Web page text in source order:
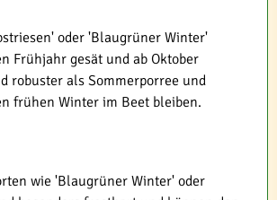
oder 'Blaugrüner Winter'
Frühjahr gesät und ab Oktober
robuster als Sommerporree und
frühen Winter im Beet bleiben.
wie 'Blaugrüner Winter' oder